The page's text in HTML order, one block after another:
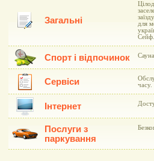
Загальні
для
Сейф.
Спорт і відпочинок
Сервіси
часу.
Інтернет
Послуги з
паркування